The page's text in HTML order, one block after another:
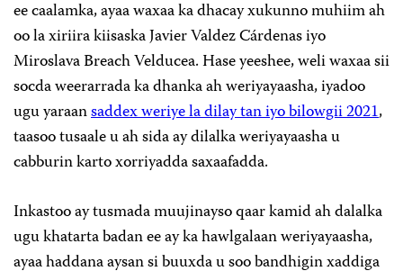
ee caalamka, ayaa waxaa ka dhacay xukunno muhiim ah
oo la xiriira kiisaska Javier Valdez Cárdenas iyo
Miroslava Breach Velducea. Hase yeeshee, weli waxaa sii
socda weerarrada ka dhanka ah weriyayaasha, iyadoo
ugu yaraansaddex weriye la dilay tan iyo bilowgii 2021,
taasoo tusaale u ah sida ay dilalka weriyayaasha u
cabburin karto xorriyadda saxaafadda.
Inkastoo ay tusmada muujinayso qaar kamid ah dalalka
ugu khatarta badan ee ay ka hawlgalaan weriyayaasha,
ayaa haddana aysan si buuxda u soo bandhigin xaddiga